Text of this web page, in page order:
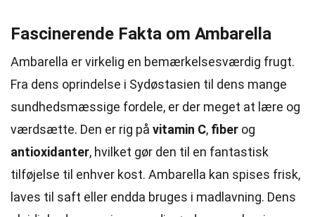
Fascinerende Fakta om Ambarella
Ambarella er virkelig en bemærkelsesværdig frugt.
Fra dens oprindelse i Sydøstasien til dens mange
sundhedsmæssige fordele, er der meget at lære og
værdsætte. Den er rig på vitamin C, fiber og
antioxidanter, hvilket gør den til en fantastisk
tilføjelse til enhver kost. Ambarella kan spises frisk,
laves til saft eller endda bruges i madlavning. Dens